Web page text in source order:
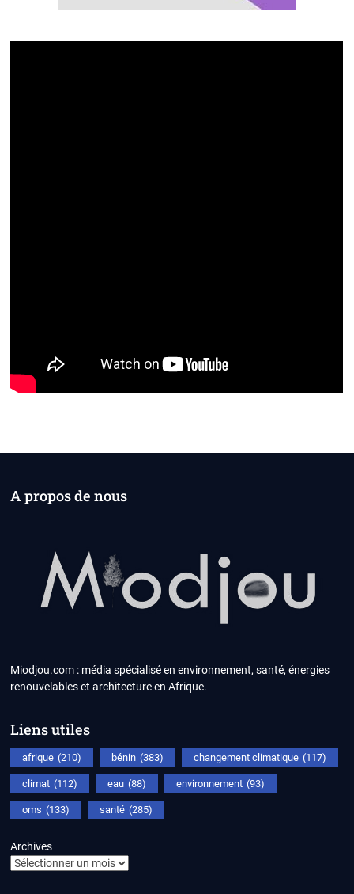
A propos de nous
Miodjou.com : média spécialisé en environnement, santé, énergies
renouvelables et architecture en Afrique.
Liens utiles
afrique (210) bénin (383) changement climatique (117)
climat (112) eau (88) environnement (93)
oms (133) santé (285)
Archives